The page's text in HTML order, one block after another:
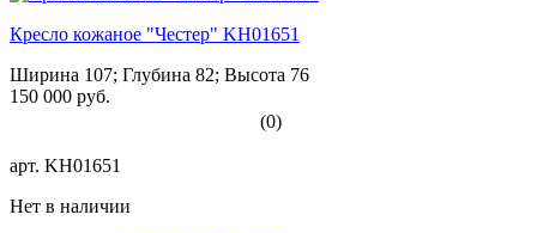
Кресло кожаное "Честер" KH01651
Ширина 107; Глубина 82; Высота 76
150 000 руб.
(0)
арт. KH01651
Нет в наличии